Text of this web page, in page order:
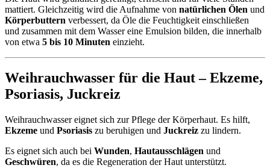
mattiert. Gleichzeitig wird die Aufnahme von natürlichen Ölen und
Körperbuttern verbessert, da Öle die Feuchtigkeit einschließen
und zusammen mit dem Wasser eine Emulsion bilden, die innerhalb
von etwa 5 bis 10 Minuten einzieht.
Weihrauchwasser für die Haut –Ekzeme,
Psoriasis, Juckreiz
Weihrauchwasser eignet sich zur Pflege der Körperhaut. Es hilft,
Ekzeme und Psoriasis zu beruhigen und Juckreiz zu lindern.
Es eignet sich auch bei Wunden, Hautausschlägen und
Geschwüren, da es die Regeneration der Haut unterstützt.